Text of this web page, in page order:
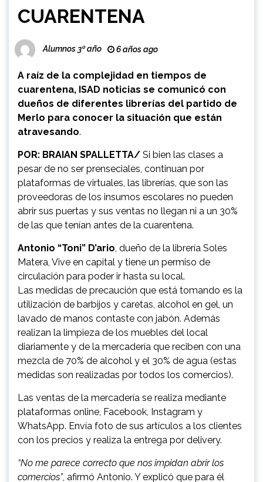
CUARENTENA
Alumnos 3º año 6 años ago
A raíz de la complejidad en tiempos de
cuarentena, ISAD noticias se comunicó con
dueños de diferentes librerías del partido de
Merlo para conocer la situación que están
atravesando.
POR: BRAIAN SPALLETTA/ Si bien las clases a
pesar de no ser prenseciales, continuan por
plataformas de virtuales, las librerías, que son las
proveedoras de los insumos escolares no pueden
abrir sus puertas y sus ventas no llegan ni a un 30%
de las que tenían antes de la cuarentena.
Antonio “Toni” D’ario, dueño de la librería Soles
Matera, Vive en capital y tiene un permiso de
circulación para poder ir hasta su local.
Las medidas de precaución que está tomando es la
utilización de barbijos y caretas, alcohol en gel, un
lavado de manos contaste con jabón. Además
realizan la limpieza de los muebles del local
diariamente y de la mercadería que reciben con una
mezcla de 70% de alcohol y el 30% de agua (estas
medidas son realizadas por todos los comercios).
Las ventas de la mercadería se realiza mediante
plataformas online, Facebook, Instagram y
WhatsApp. Envía foto de sus artículos a los clientes
con los precios y realiza la entrega por delivery.
“No me parece correcto que nos impidan abrir los
comercios”, afirmó Antonio. Y explicó que para él